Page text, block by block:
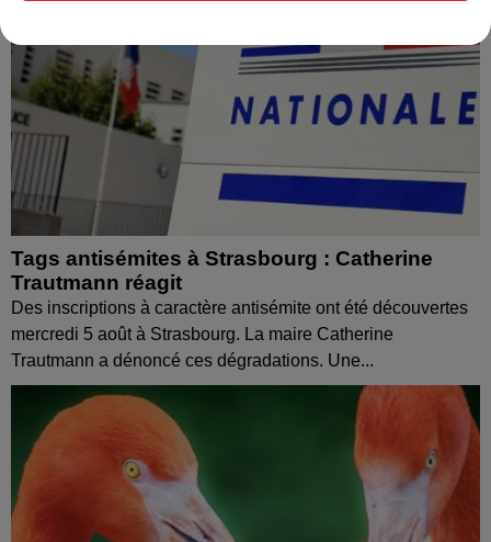
Tags antisémites à Strasbourg : Catherine
Trautmann réagit
Des inscriptions à caractère antisémite ont été découvertes
mercredi 5 août à Strasbourg. La maire Catherine
Trautmann a dénoncé ces dégradations. Une...